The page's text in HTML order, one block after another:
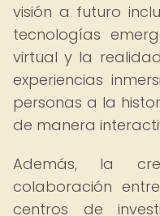
visión a futuro
tecnologías
virtual y la
experiencias
personas a la
de manera
Además, la
colaboración
centros de